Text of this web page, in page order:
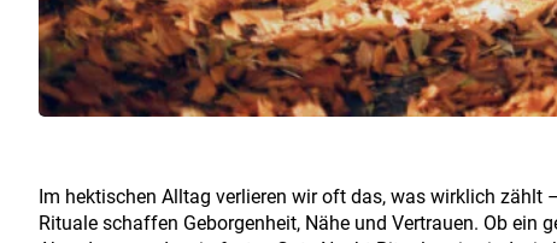
Im hektischen Alltag verlieren wir oft das, was wirklich
Rituale schaffen Geborgenheit, Nähe und Vertrauen. Ob ein